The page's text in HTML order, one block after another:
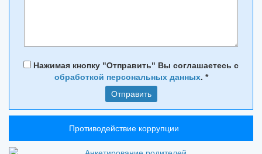
Нажимая кнопку "Отправить" Вы соглашаетесь с
обработкой персональных данных. *
Противодействие коррупции